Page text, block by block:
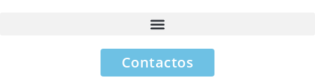
Contactos